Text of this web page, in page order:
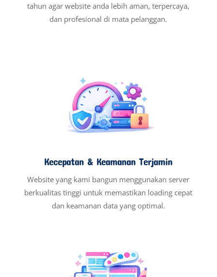
tahun agar website anda lebih aman, terpercaya,
dan profesional di mata pelanggan.
Kecepatan & Keamanan Terjamin
Website yang kami bangun menggunakan server
berkualitas tinggi untuk memastikan loading cepat
dan keamanan data yang optimal.